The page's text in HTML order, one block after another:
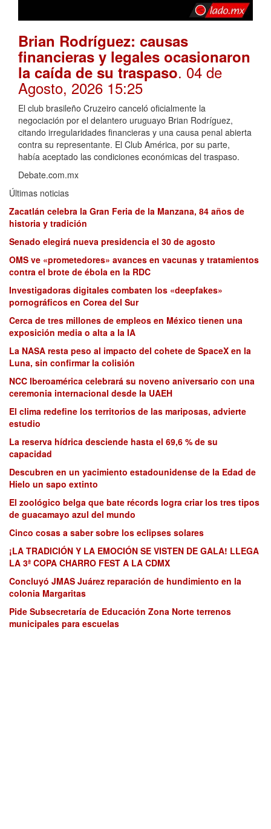
Brian Rodríguez: causas
financieras y legales ocasionaron
la caída de su traspaso. 04 de
Agosto, 2026 15:25
El club brasileño Cruzeiro canceló oficialmente la
negociación por el delantero uruguayo Brian Rodríguez,
citando irregularidades financieras y una causa penal abierta
contra su representante. El Club América, por su parte,
había aceptado las condiciones económicas del traspaso.
Debate.com.mx
Últimas noticias
Zacatlán celebra la Gran Feria de la Manzana, 84 años de
historia y tradición
Senado elegirá nueva presidencia el 30 de agosto
OMS ve «prometedores» avances en vacunas y tratamientos
contra el brote de ébola en la RDC
Investigadoras digitales combaten los «deepfakes»
pornográficos en Corea del Sur
Cerca de tres millones de empleos en México tienen una
exposición media o alta a la IA
La NASA resta peso al impacto del cohete de SpaceX en la
Luna, sin confirmar la colisión
NCC Iberoamérica celebrará su noveno aniversario con una
ceremonia internacional desde la UAEH
El clima redefine los territorios de las mariposas, advierte
estudio
La reserva hídrica desciende hasta el 69,6 % de su
capacidad
Descubren en un yacimiento estadounidense de la Edad de
Hielo un sapo extinto
El zoológico belga que bate récords logra criar los tres tipos
de guacamayo azul del mundo
Cinco cosas a saber sobre los eclipses solares
¡LA TRADICIÓN Y LA EMOCIÓN SE VISTEN DE GALA! LLEGA
LA 3ª COPA CHARRO FEST A LA CDMX
Concluyó JMAS Juárez reparación de hundimiento en la
colonia Margaritas
Pide Subsecretaría de Educación Zona Norte terrenos
municipales para escuelas